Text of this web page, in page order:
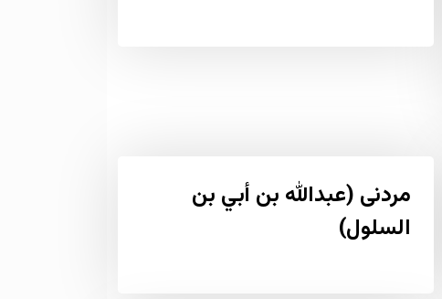
مردنى (عبدالله بن أبي بن
السلول)